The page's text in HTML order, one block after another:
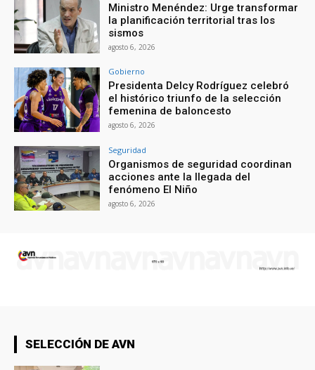
Ministro Menéndez: Urge transformar
la planificación territorial tras los
sismos
agosto 6, 2026
Gobierno
Presidenta Delcy Rodríguez celebró
el histórico triunfo de la selección
femenina de baloncesto
agosto 6, 2026
Seguridad
Organismos de seguridad coordinan
acciones ante la llegada del
fenómeno El Niño
agosto 6, 2026
SELECCIÓN DE AVN